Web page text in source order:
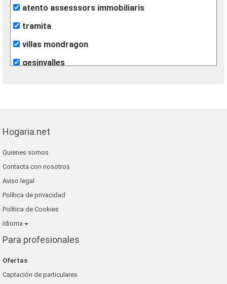
atento assesssors immobiliaris
tramita
villas mondragon
gesinvalles
lunallar
blaneshouse s.l.
grup 90
Hogaria.net
Quienes somos
Contacta con nosotros
Aviso legal
Política de privacidad
Política de Cookies
Idioma
Para profesionales
Ofertas
Captación de particulares